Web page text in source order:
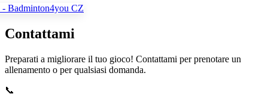
Contattami
Preparati a migliorare il tuo gioco! Contattami per prenotare un
allenamento o per qualsiasi domanda.
📞